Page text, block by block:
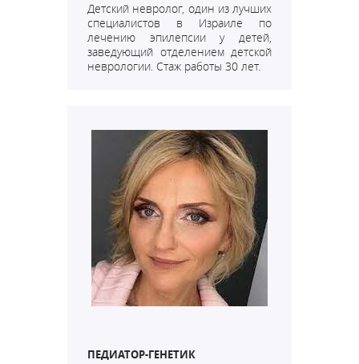
Детский невролог, один из лучших
специалистов в Израиле по
лечению эпилепсии у детей,
заведующий отделением детской
неврологии. Стаж работы 30 лет.
ПЕДИАТОР-ГЕНЕТИК